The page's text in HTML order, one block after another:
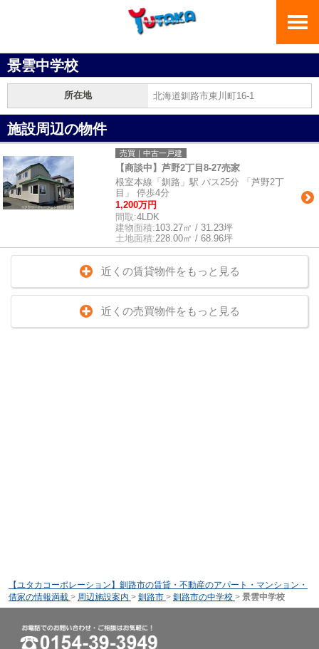
景雲中学校
所在地 北海道釧路市東川町16-1
施設周辺の物件
売買｜中古一戸建
【商談中】芦野2丁目8-27売家
根室本線「釧路」駅 バス25分 「芦野2丁
目」 停歩4分
1,200万円
間取:4LDK
建物面積:103.27㎡ / 31.23坪
土地面積:228.00㎡ / 68.96坪
近くの賃貸物件をもっと見る
近くの売買物件をもっと見る
【ユタカコーポレーション】釧路市の賃貸・不動産のアパート・マンション・
借家の情報満載 > 周辺施設案内 > 釧路市 > 釧路市の中学校 > 景雲中学校